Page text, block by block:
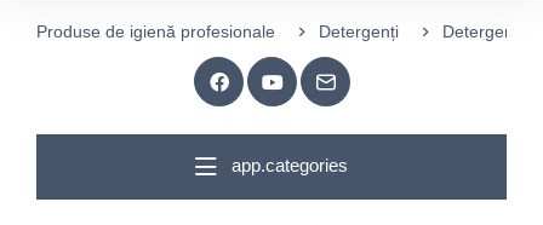
Produse de igienă profesionale Detergenți Detergenți
app.categories